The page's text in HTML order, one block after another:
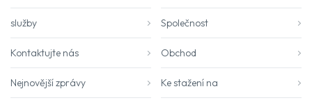
služby Společnost
Kontaktujte nás Obchod
Nejnovější zprávy Ke stažení na